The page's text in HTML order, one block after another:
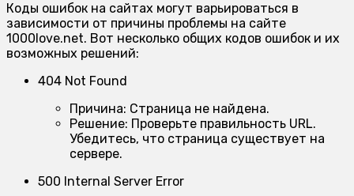
Коды ошибок на сайтах могут варьироваться в
зависимости от причины проблемы на сайте
1000love.net. Вот несколько общих кодов ошибок и их
возможных решений:
404 Not Found
Причина: Страница не найдена.
Решение: Проверьте правильность URL.
Убедитесь, что страница существует на
сервере.
500 Internal Server Error